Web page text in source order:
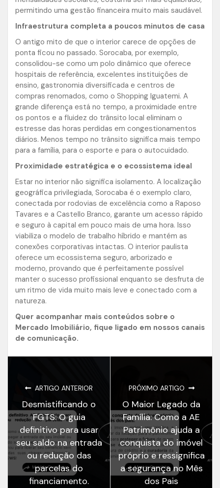
permitindo uma gestão financeira muito mais saudável.
Infraestrutura completa a poucos minutos de casa
O antigo mito de que o interior carece de opções de
ponta ficou no passado. Sorocaba, por exemplo,
consolidou-se como um polo dinâmico que oferece
hospitais de referência, excelentes instituições de
ensino, gastronomia diversificada e centros de
compras renomados, como o Shopping Iguatemi. A
grande diferença está no tempo, a proximidade entre
os pontos e a fluidez do trânsito local eliminam o
estresse das horas perdidas em congestionamentos
diários. Menos tempo no trânsito significa mais tempo
para a família, para o esporte e para o autocuidado.
Proximidade estratégica e o ecossistema ideal
Estar no interior não significa isolamento. A localização
geográfica privilegiada, Sorocaba é o exemplo claro,
conectada por rodovias de excelência como a Raposo
Tavares e a Castello Branco, garante um acesso rápido
e seguro à capital em pouco mais de uma hora. Isso
viabiliza o modelo de trabalho híbrido e mantém as
conexões corporativas intactas. O interior paulista
oferece um ecossistema seguro, arborizado e
moderno, provando que é perfeitamente possível
manter o sucesso profissional enquanto se desfruta de
um ritmo de vida muito mais leve e conectado com a
natureza.
Quer acompanhar mais conteúdos sobre o
Mercado Imobiliário, fique ligado em nossos canais
de comunicação.
ARTIGO ANTERIOR
Desmistificando o
FGTS: O guia
definitivo para usar
seu saldo na entrada
ou redução das
parcelas do
financiamento.
PRÓXIMO ARTIGO
O Maior Legado da
Família: Como a AE
Patrimônio ajuda a
conquista do imóvel
próprio e ressignifica
a segurança no Mês
dos Pais